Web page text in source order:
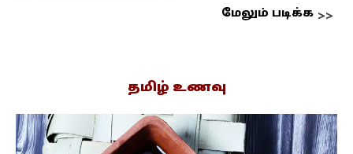
மேலும் படிக்க
தமிழ் உணவு